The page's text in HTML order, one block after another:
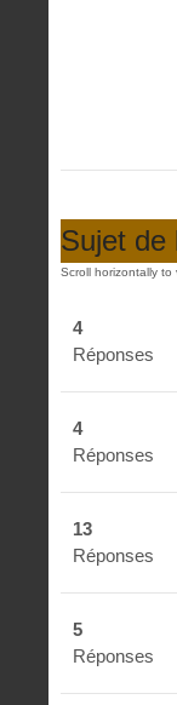
Sujet de
4
Réponses
4
Réponses
13
Réponses
5
Réponses